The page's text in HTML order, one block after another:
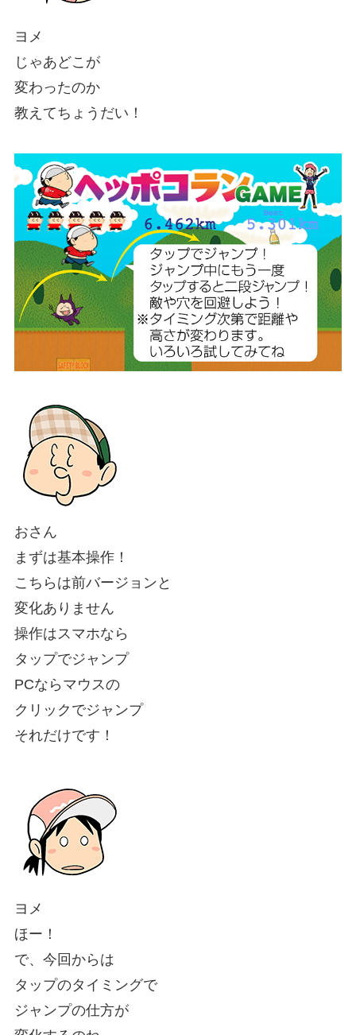
ヨメ
じゃあどこが
変わったのか
教えてちょうだい！
おさん
まずは基本操作！
こちらは前バージョンと
変化ありません
操作はスマホなら
タップでジャンプ
PCならマウスの
クリックでジャンプ
それだけです！
ヨメ
ほー！
で、今回からは
タップのタイミングで
ジャンプの仕方が